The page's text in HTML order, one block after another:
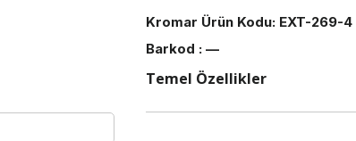
Kromar Ürün Kodu: EXT-269-4
Barkod : —
Temel Özellikler